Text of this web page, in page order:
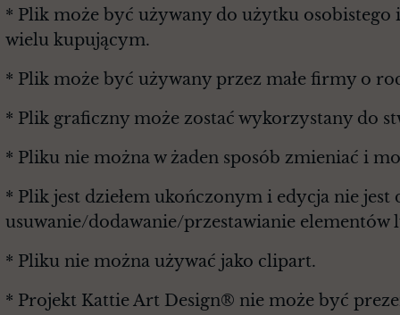
* Plik może być używany do użytku osobistego
wielu kupującym.
* Plik może być używany przez małe firmy o
* Plik graficzny może zostać wykorzystany do
* Pliku nie można w żaden sposób zmieniać i
* Plik jest dziełem ukończonym i edycja nie
usuwanie/dodawanie/przestawianie
* Pliku nie można używać jako clipart.
* Projekt Kattie Art Design® nie może być